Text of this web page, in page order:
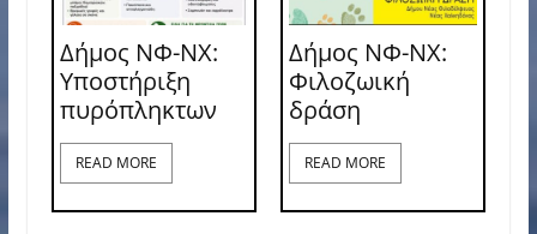
Δήμος ΝΦ-ΝΧ:
Υποστήριξη
πυρόπληκτων
READ MORE
Δήμος ΝΦ-ΝΧ:
Φιλοζωική
δράση
READ MORE